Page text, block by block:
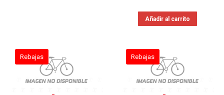
Añadir al carrito
Rebajas Rebajas